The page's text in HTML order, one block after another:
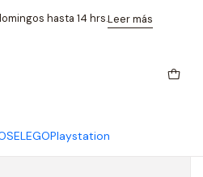
LEGOPlaystation
hasta 14 hrs.Leer más
Berries